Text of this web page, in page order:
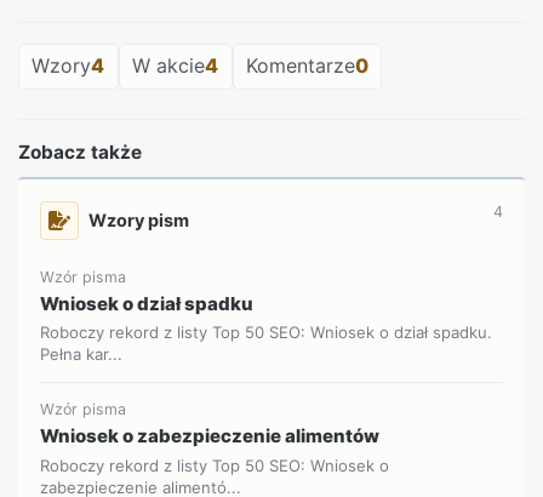
Wzory4 W akcie4 Komentarze0
Zobacz także
Wzory pism 4
Wzór pisma
Wniosek o dział spadku
Roboczy rekord z listy Top 50 SEO: Wniosek o dział spadku.
Pełna kar...
Wzór pisma
Wniosek o zabezpieczenie alimentów
Roboczy rekord z listy Top 50 SEO: Wniosek o
zabezpieczenie alimentó...